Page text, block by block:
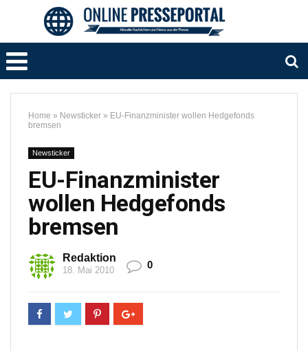
Home » Newsticker » EU-Finanzminister wollen Hedgefonds
bremsen
Newsticker
EU-Finanzminister
wollen Hedgefonds
bremsen
Redaktion
18. Mai 2010 0